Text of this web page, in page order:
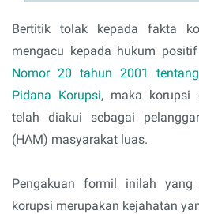
Bertitik tolak kepada fakta
mengacu kepada hukum
Nomor 20 tahun 2001
Pidana Korupsi, maka korupsi
telah diakui sebagai
(HAM) masyarakat luas.
Pengakuan formil inilah yang
korupsi merupakan kejahatan